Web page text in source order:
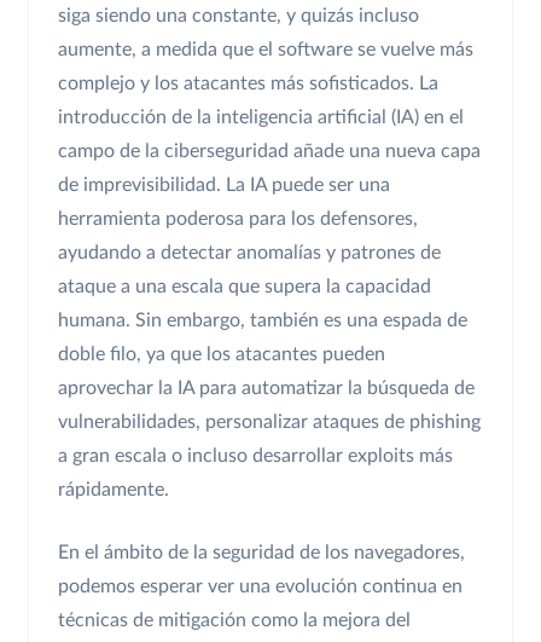
siga siendo una constante, y quizás incluso
aumente, a medida que el software se vuelve más
complejo y los atacantes más sofisticados. La
introducción de la inteligencia artificial (IA) en el
campo de la ciberseguridad añade una nueva capa
de imprevisibilidad. La IA puede ser una
herramienta poderosa para los defensores,
ayudando a detectar anomalías y patrones de
ataque a una escala que supera la capacidad
humana. Sin embargo, también es una espada de
doble filo, ya que los atacantes pueden
aprovechar la IA para automatizar la búsqueda de
vulnerabilidades, personalizar ataques de phishing
a gran escala o incluso desarrollar exploits más
rápidamente.
En el ámbito de la seguridad de los navegadores,
podemos esperar ver una evolución continua en
técnicas de mitigación como la mejora del